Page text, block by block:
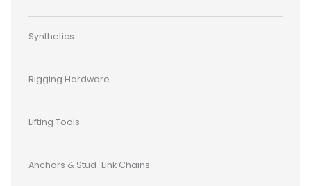
Synthetics
Rigging Hardware
Lifting Tools
Anchors & Stud-Link Chains